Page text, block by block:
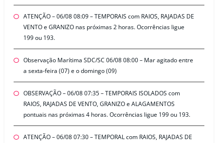
ATENÇÃO – 06/08 08:09 – TEMPORAIS com RAIOS, RAJADAS DE
VENTO e GRANIZO nas próximas 2 horas. Ocorrências ligue
199 ou 193.
Observação Marítima SDC/SC 06/08 08:00 – Mar agitado entre
a sexta-feira (07) e o domingo (09)
OBSERVAÇÃO – 06/08 07:35 – TEMPORAIS ISOLADOS com
RAIOS, RAJADAS DE VENTO, GRANIZO e ALAGAMENTOS
pontuais nas próximas 4 horas. Ocorrências ligue 199 ou 193.
ATENÇÃO – 06/08 07:30 – TEMPORAL com RAIOS, RAJADAS DE